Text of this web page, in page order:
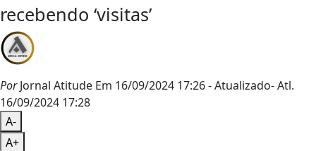
recebendo ‘visitas’
PorJornal Atitude Em 16/09/2024 17:26- Atualizado- Atl.
16/09/2024 17:28
A-
A+